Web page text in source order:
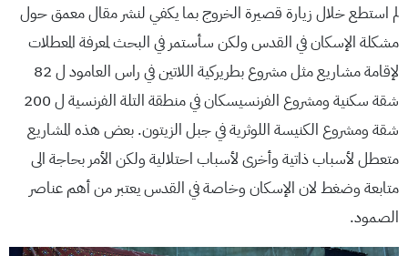
لم استطع خلال زيارة قصيرة الخروج بما يكفي لنشر مقال معمق حول
مشكلة الإسكان في القدس ولكن سأستمر في البحث لمعرفة المعطلات
لإقامة مشاريع مثل مشروع بطريركية اللاتين في راس العامود ل 82
شقة سكنية ومشروع الفرنسيسكان في منطقة التلة الفرنسية ل 200
شقة ومشروع الكنيسة اللوثرية في جبل الزيتون. بعض هذه المشاريع
متعطل لأسباب ذاتية وأخرى لأسباب احتلالية ولكن الأمر بحاجة الى
متابعة وضغط لان الإسكان وخاصة في القدس يعتبر من أهم عناصر
الصمود.